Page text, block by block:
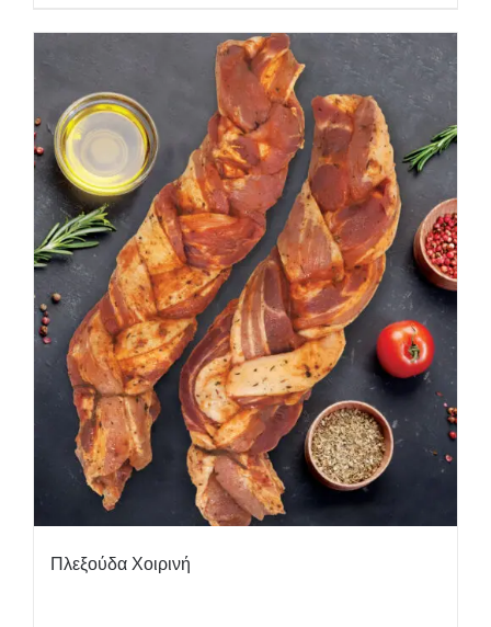
Πλεξούδα Χοιρινή